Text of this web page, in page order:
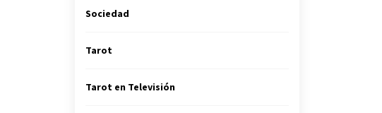
Sociedad
Tarot
Tarot en Televisión